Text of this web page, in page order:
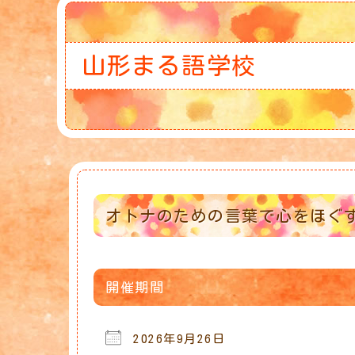
山形まる語学校
オトナのための言葉で心をほぐ
開催期間
2026年9月26日